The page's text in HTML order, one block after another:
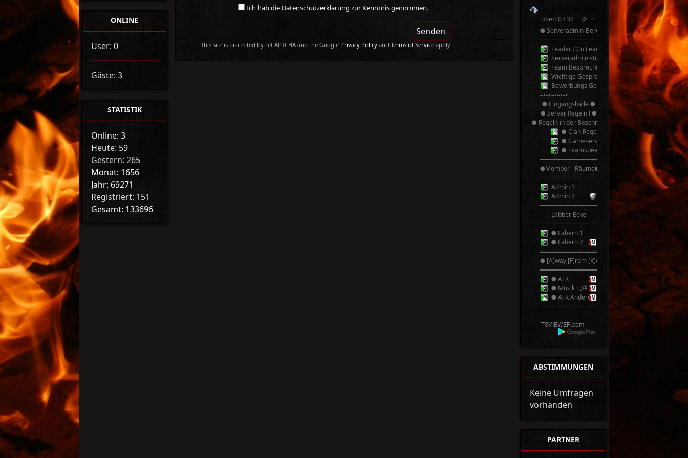
ONLINE
User: 0
Gäste: 3
STATISTIK
Online: 3
Heute: 59
Gestern: 265
Monat: 1656
Jahr: 69271
Registriert: 151
Gesamt: 133696
Ich hab die Datenschutzerklärung zur Kenntnis genommen.
Senden
This site is protected by reCAPTCHA and the Google Privacy Policyand Terms of Serviceapply.
Hammer - Terroristen v2.0 TeamSpeak³
User: 0 / 32
⟳ ◌
● Serveradmin-Bereich ●
──────────
Leader / Co Leader
Serveradministrator
Team Besprechung
Wichtige Gespräche! Bitte nicht Stören!
Bewerbungs Gespräche
–•–•–•–•–•
● Eingangshalle ●
● Server Regeln ! ●
● Regeln in der Beschreibung ●
● Clan Regeln ●
● Gameserver Regeln ●
● Teamspeak 3 Regeln ●
──────────
●Member - Räume●
──────────
Admin 1
Admin 2
──────────
Labber Ecke
──────────
● Labern 1
● Labern 2
══════════
● [A]way [F]rom [K]eyboard ●
══════════
● AFK
● Musik Live
● AFK Anderer TS
──────────
ABSTIMMUNGEN
Keine Umfragen
vorhanden
PARTNER